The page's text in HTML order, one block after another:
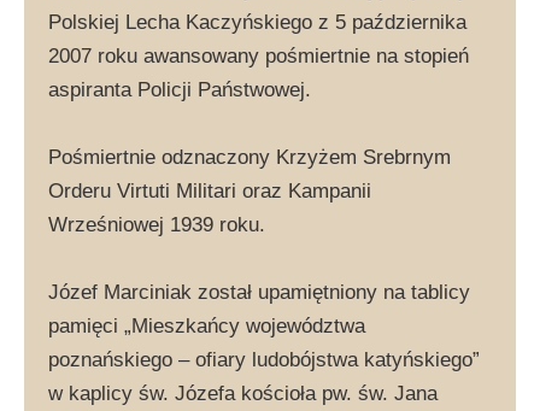
Polskiej Lecha Kaczyńskiego z 5 października
2007 roku awansowany pośmiertnie na stopień
aspiranta Policji Państwowej.
Pośmiertnie odznaczony Krzyżem Srebrnym
Orderu Virtuti Militari oraz Kampanii
Wrześniowej 1939 roku.
Józef Marciniak został upamiętniony na tablicy
pamięci „Mieszkańcy województwa
poznańskiego – ofiary ludobójstwa katyńskiego”
w kaplicy św. Józefa kościoła pw. św. Jana